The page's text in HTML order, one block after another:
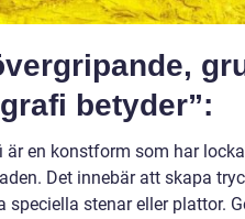
betyder”:
är en konstform som har
Det innebär att skapa
speciella stenar eller plattor.